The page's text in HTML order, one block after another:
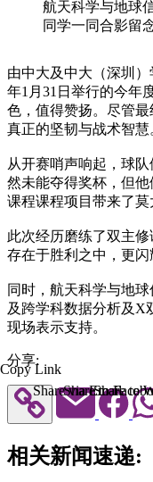
航天科学与地球
同学一同合影留
由中大及中大（深圳
年1月31日举行的今年
色，值得赞扬。尽管
真正的坚韧与战术智慧
从开赛哨声响起，球
然未能夺得奖杯，但
课程课程项目带来了莫
此次经历磨练了双主
存在于胜利之中，更闪
同时，航天科学与地
及跨学科数据分析及X
现场表示支持。
分享:
Copy Link
Share via Email
Share toShare to
相关新闻速递: